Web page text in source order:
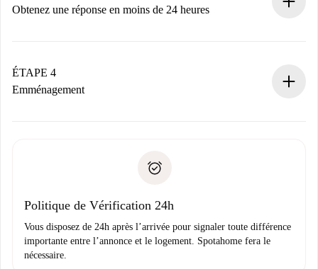
n’aura pas accepté.
Obtenez une réponse en moins de 24 heures
contact avec le propriétaire.
Si refusé : aucun prélèvement et nous vous proposerons
Justificatif de solvabilité
ÉTAPE 4
Emménagement
uniquement si aucun problème n'est signalé.
Politique de Vérification 24h
Vous disposez de 24h après l’arrivée pour signaler toute différence
importante entre l’annonce et le logement. Spotahome fera le
nécessaire.